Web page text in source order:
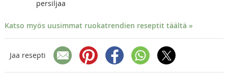
persiljaa
Katso myös uusimmat ruokatrendien reseptit täältä »
Jaa resepti